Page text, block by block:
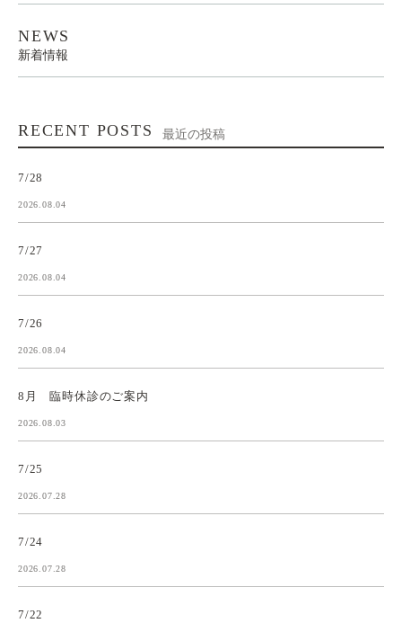
NEWS
新着情報
RECENT POSTS 最近の投稿
7/28
2026.08.04
7/27
2026.08.04
7/26
2026.08.04
8月 臨時休診のご案内
2026.08.03
7/25
2026.07.28
7/24
2026.07.28
7/22